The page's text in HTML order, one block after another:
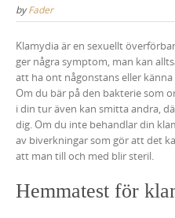
byFader
Klamydia är en sexuellt
ger några symptom, man kan
att ha ont någonstans eller
Om du bär på den bakterie som
i din tur även kan smitta andra,
dig. Om du inte behandlar din
av biverkningar som gör att det
att man till och med blir steril.
Hemmatest för